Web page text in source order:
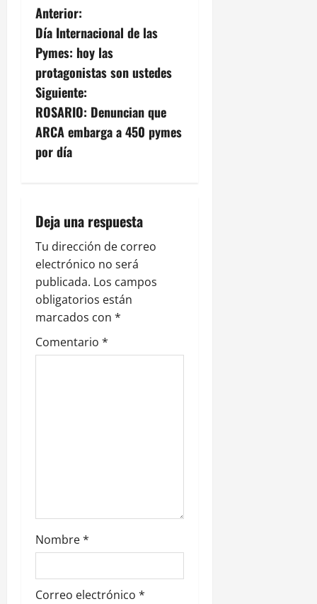
N
a
v
e
g
a
i
ó
n
d
e
d
a
s
Anterior:
Día Internacional de las
Pymes: hoy las
protagonistas son ustedes
Siguiente:
ROSARIO: Denuncian que
ARCA embarga a 450 pymes
por día
Deja una respuesta
Tu dirección de correo
electrónico no será
publicada. Los campos
obligatorios están
marcados con *
Comentario *
Nombre*
Correo electrónico *